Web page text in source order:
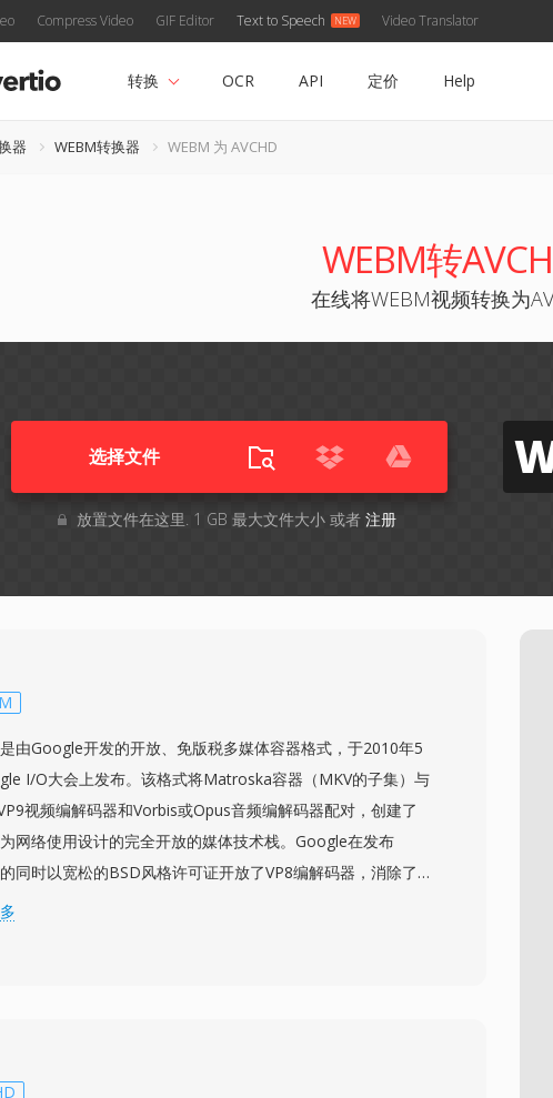
Compress Video GIF Editor Text to Speech Video Translator
转换 OCR API 定价 Help
器 WEBM转换器 WEBM 为 AVCHD
WEBM转
在线将WEBM视频转换为
选择文件
放置文件在这里. 1 GB 最大文件大小 或者注册
由Google开发的开放、免版税多媒体容器格式，于2010年5
I/O大会上发布。该格式将Matroska容器（MKV的子集）与
视频编解码器和Vorbis或Opus音频编解码器配对，创建了
网络使用设计的完全开放的媒体技术栈。Google在发布
同时以宽松的BSD风格许可证开放了VP8编解码器，消除了
在开放网络视频中普及的专利和版税壁垒。WebM容器继承
容的主要传输格式。该格式支持视频中的Alpha通道透明度等